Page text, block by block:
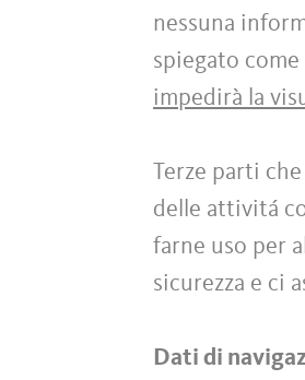
nessuna
spiegato
impedirà la
Terze parti
delle attivitá
farne uso per
sicurezza e ci
Dati di